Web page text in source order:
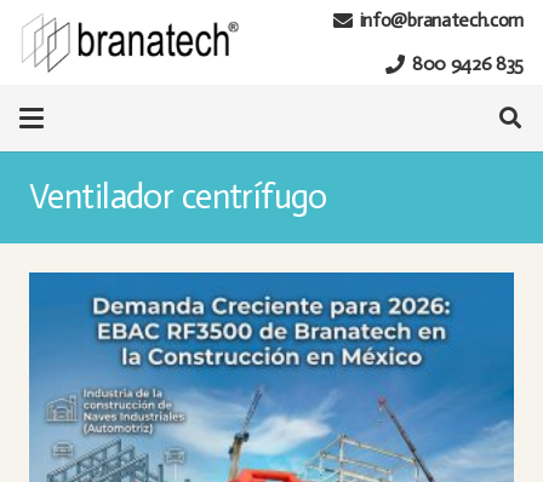
info@branatech.com
800 9426 835
Ventilador centrífugo